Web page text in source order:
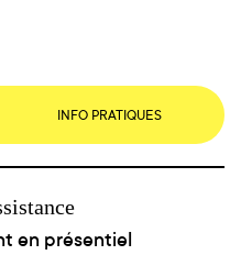
INFO PRATIQUES
en présentiel